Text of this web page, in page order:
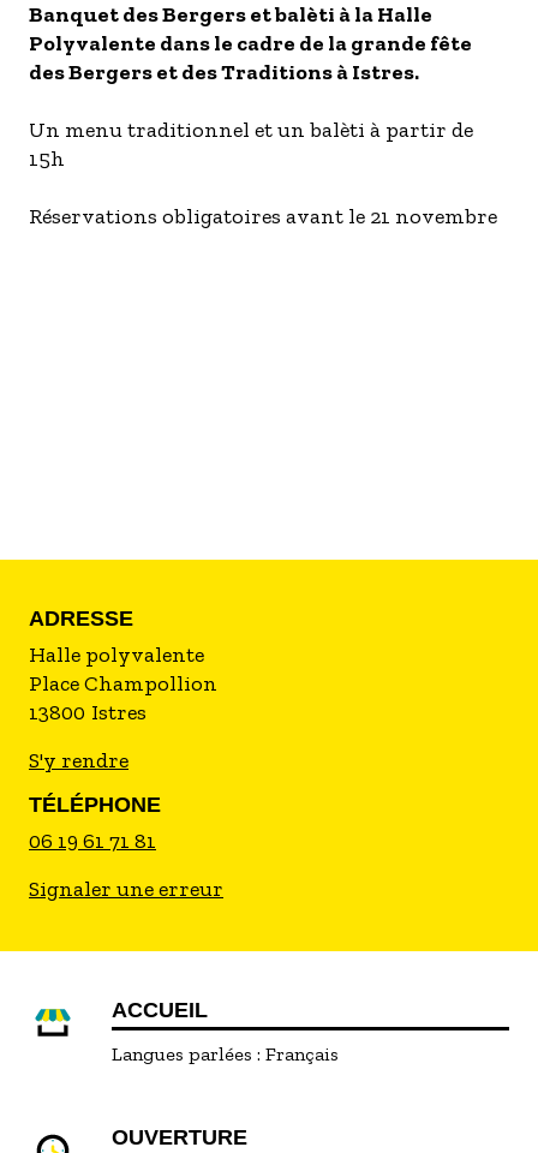
Banquet des Bergers et balèti à la Halle
Polyvalente dans le cadre de la grande fête
des Bergers et des Traditions à Istres.
Un menu traditionnel et un balèti à partir de
15h
Réservations obligatoires avant le 21 novembre
ADRESSE
Halle polyvalente
Place Champollion
13800 Istres
S'y rendre
TÉLÉPHONE
06 19 61 71 81
Signaler une erreur
ACCUEIL
Langues parlées : Français
OUVERTURE